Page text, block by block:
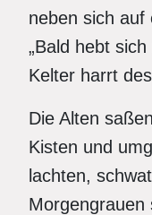
neben sich auf
„Bald hebt
Kelter harrt des
Die Alten
Kisten und
lachten,
Morgengrauen